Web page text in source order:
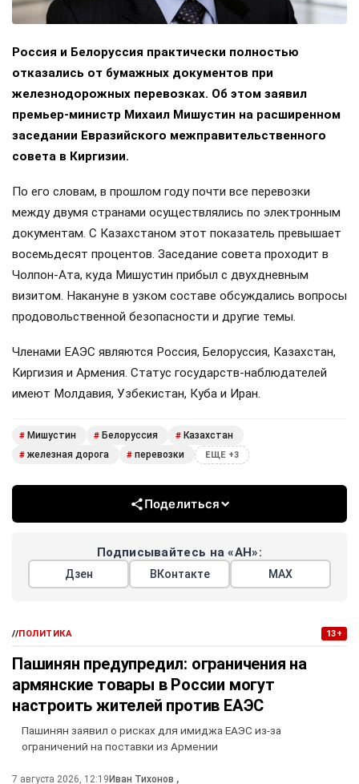
Россия и Белоруссия практически полностью
отказались от бумажных документов при
железнодорожных перевозках. Об этом заявил
премьер-министр Михаил Мишустин на расширенном
заседании Евразийского межправительственного
совета в Киргизии.
По его словам, в прошлом году почти все перевозки
между двумя странами осуществлялись по электронным
документам. С Казахстаном этот показатель превышает
восемьдесят процентов. Заседание совета проходит в
Чолпон-Ата, куда Мишустин прибыл с двухдневным
визитом. Накануне в узком составе обсуждались вопросы
продовольственной безопасности и другие темы.
Членами ЕАЭС являются Россия, Белоруссия, Казахстан,
Киргизия и Армения. Статус государств-наблюдателей
имеют Молдавия, Узбекистан, Куба и Иран.
# Мишустин # Белоруссия # Казахстан
# железная дорога # перевозки ЕЩЕ +3
Поделиться
Подписывайтесь на «АН»:
Дзен ВКонтакте МАХ
//ПОЛИТИКА 13+
Пашинян предупредил: ограничения на
армянские товары в России могут
настроить жителей против ЕАЭС
Пашинян заявил о рисках для имиджа ЕАЭС из-за
ограничений на поставки из Армении
7 августа 2026, 12:19 Иван Тихонов ,